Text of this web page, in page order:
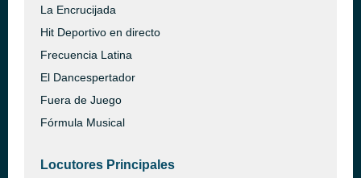
La Encrucijada
Hit Deportivo en directo
Frecuencia Latina
El Dancespertador
Fuera de Juego
Fórmula Musical
Locutores Principales